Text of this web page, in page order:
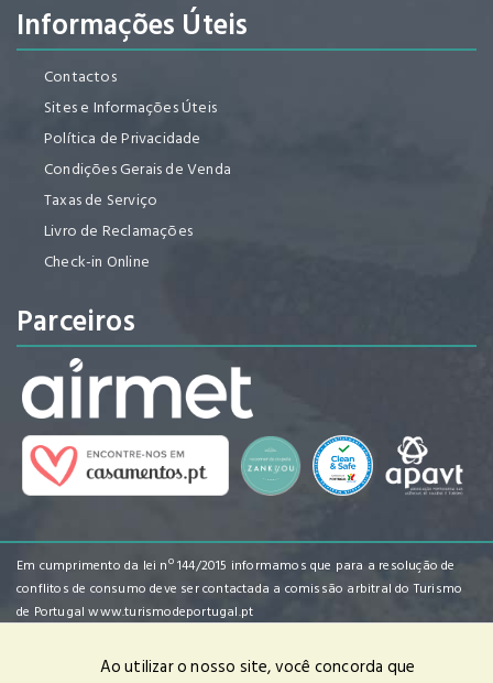
Informações Úteis
Contactos
Sites e Informações Úteis
Política de Privacidade
Condições Gerais de Venda
Taxas de Serviço
Livro de Reclamações
Check-in Online
Parceiros
Em cumprimento da lei nº 144/2015 informamos que para a resolução de
conflitos de consumo deve ser contactada a comissão arbitral do Turismo
de Portugalwww.turismodeportugal.pt
Ao utilizar o nosso site, você concorda que